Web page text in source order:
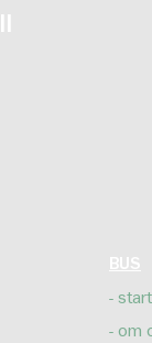
BUS
start
om